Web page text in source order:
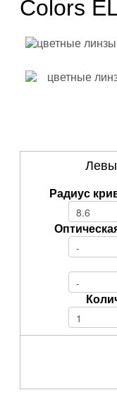
Colors
Радиус